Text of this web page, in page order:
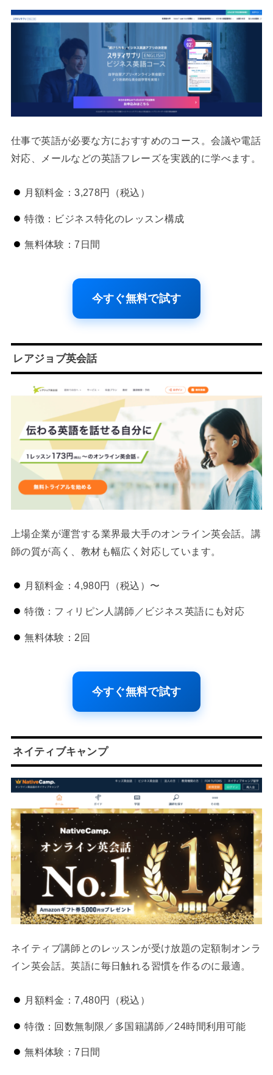
仕事で英語が必要な方におすすめのコース。会議や電話
対応、メールなどの英語フレーズを実践的に学べます。
月額料金：3,278円（税込）
特徴：ビジネス特化のレッスン構成
無料体験：7日間
今すぐ無料で試す
レアジョブ英会話
上場企業が運営する業界最大手のオンライン英会話。講
師の質が高く、教材も幅広く対応しています。
月額料金：4,980円（税込）〜
特徴：フィリピン人講師／ビジネス英語にも対応
無料体験：2回
今すぐ無料で試す
ネイティブキャンプ
ネイティブ講師とのレッスンが受け放題の定額制オンラ
イン英会話。英語に毎日触れる習慣を作るのに最適。
月額料金：7,480円（税込）
特徴：回数無制限／多国籍講師／24時間利用可能
無料体験：7日間